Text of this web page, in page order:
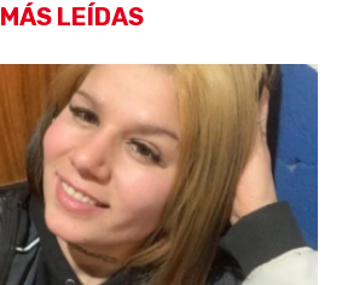
MÁS LEÍDAS